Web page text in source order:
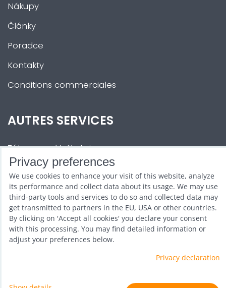
Nákupy
Články
Poradce
Kontakty
Conditions commerciales
AUTRES SERVICES
Zábava na Vaši akci
Půjčovna
Promotéři
Kurzy a setkání
Velkoobchod
Nabídka práce
Privacy preferences
We use cookies to enhance your visit of this website, analyze
its performance and collect data about its usage. We may use
third-party tools and services to do so and collected data may
get transmitted to partners in the EU, USA or other countries.
By clicking on 'Accept all cookies' you declare your consent
with this processing. You may find detailed information or
adjust your preferences below.
Privacy declaration